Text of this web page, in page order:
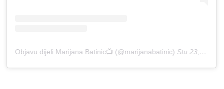
Objavu dijeli Marijana Batinic📺 (@marijanabatinic) Stu 23, 2018 u 10:31 PST